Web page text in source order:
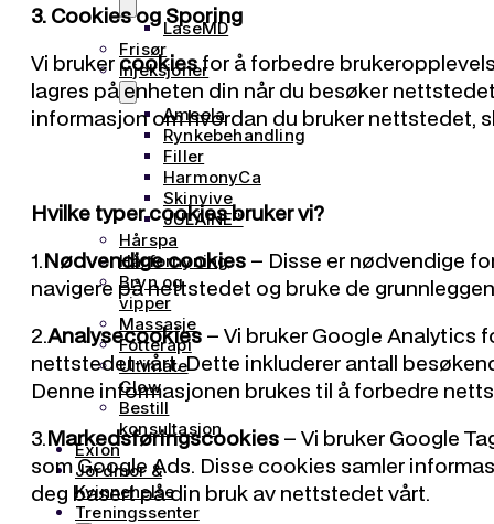
LaseMD
Frisør
Injeksjoner
Ameela
Rynkebehandling
Filler
HarmonyCa
Skinvive
JULÄINE™
Hårspa
Hårfornyning
Bryn og
vipper
Massasje
Fotterapi
Ultimate
Glow
Bestill
konsultasjon
Exion
Jordmor &
Kvinnehelse
Treningssenter
3. Cookies og Sporing
Vi brukercookiesfor å forbedre
lagres på enheten din når du besøker
informasjon om hvordan du bruker nettstedet,
Hvilke typer cookies bruker vi?
1.Nødvendige cookies – Disse er nødvendige
navigere på nettstedet og bruke de
2.Analysecookies – Vi bruker Google Analytics
nettstedet vårt. Dette inkluderer antall
Denne informasjonen brukes til å forbedre
3.Markedsføringscookies – Vi bruker Google
som Google Ads. Disse cookies samler
deg basert på din bruk av nettstedet vårt.